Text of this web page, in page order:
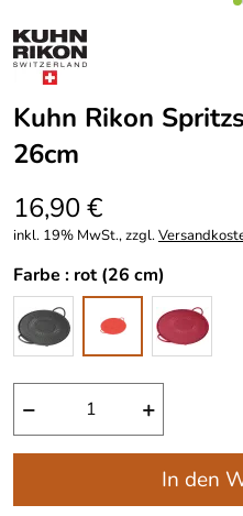
Kuhn Rikon
26cm
16,90 €
inkl. 19% MwSt., zzgl.
Farbe : rot (26 cm)
− +
In den